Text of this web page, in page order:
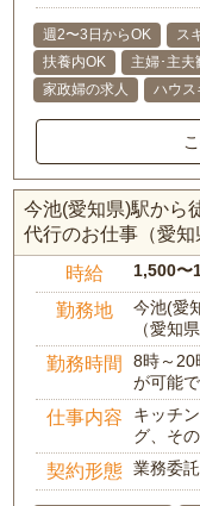
週2〜3日からOK ス
扶養内OK
主婦･主夫
家政婦の求人
ハウス
今池(愛知県)駅から
代行のお仕事（愛知
時給 1,500〜
勤務地
今池(愛
（愛知
勤務時間
8時～20
が可能
仕事内容
キッチ
グ、そ
契約形態 業務委託